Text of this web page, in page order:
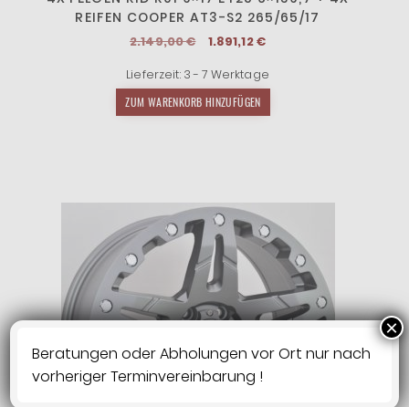
REIFEN COOPER AT3-S2 265/65/17
2.149,00€
Ursprünglicher
war:
2.149,00 €
1.891,12€Aktueller
ist:
Lieferzeit: 3 - 7 Werktage
ZUM WARENKORB HINZUFÜGEN
Beratungen oder Abholungen vor Ort nur nach
vorheriger Terminvereinbarung !
×